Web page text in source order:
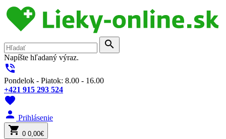
search
Napíšte hľadaný výraz.
phone_in_talk
Pondelok - Piatok: 8.00 - 16.00
+421 915 293 524
favorite
person Prihlásenie
shopping_cart 0 0,00€